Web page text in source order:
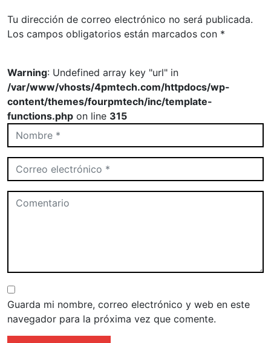
Tu dirección de correo electrónico no será publicada.
Los campos obligatorios están marcados con *
Warning: Undefined array key "url" in
/var/www/vhosts/4pmtech.com/httpdocs/wp-
content/themes/fourpmtech/inc/template-
functions.php on line 315
Guarda mi nombre, correo electrónico y web en este
navegador para la próxima vez que comente.